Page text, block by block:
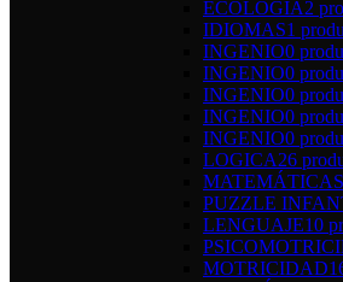
ECOLOGIA2
IDIOMAS1
INGENIO0
INGENIO0
INGENIO0
INGENIO0
INGENIO0
LOGICA26
MATEMÁTICAS
PUZZLE
LENGUAJE10
MOTRICIDAD